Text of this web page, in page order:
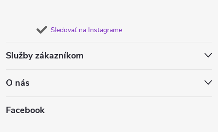
Sledovať na Instagrame
Služby zákazníkom
O nás
Facebook